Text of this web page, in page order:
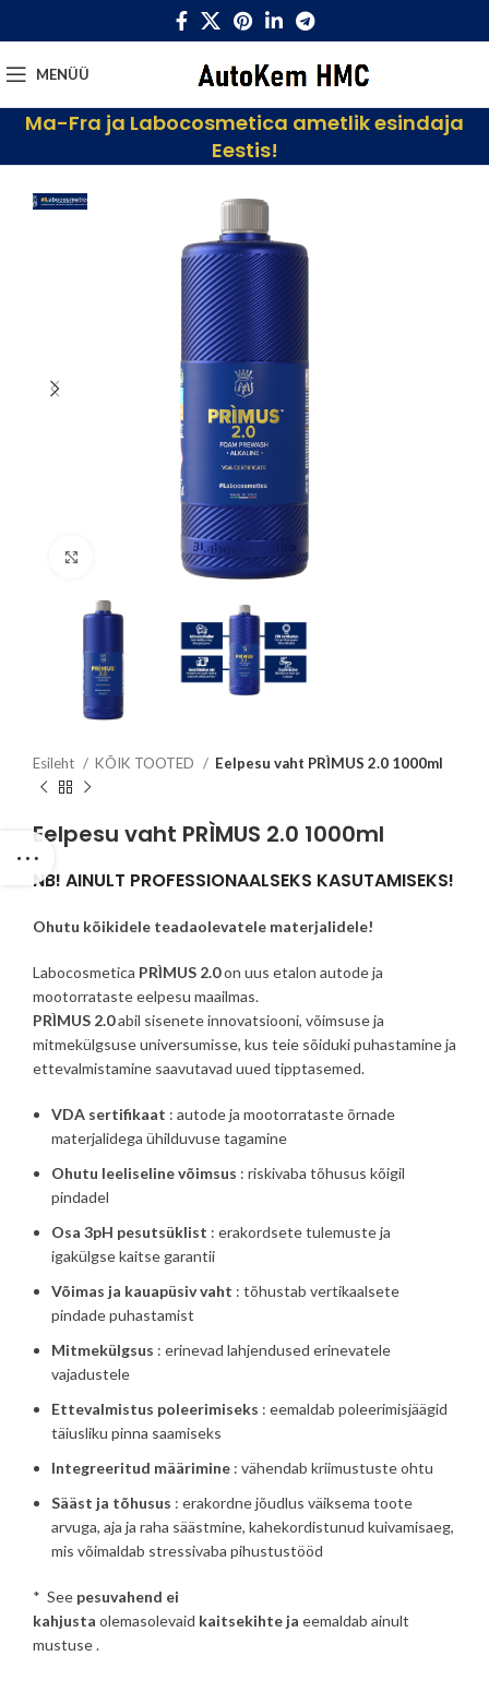
MENÜÜ
Ma-Fra ja Labocosmetica ametlik esindaja
Eestis!
Click to enlarge
Esileht KÕIK TOOTED Eelpesu vaht PRÌMUS 2.0 1000ml
Eelpesu vaht PRÌMUS 2.0 1000ml
NB! AINULT PROFESSIONAALSEKS KASUTAMISEKS!
Ohutu kõikidele teadaolevatele materjalidele!
Labocosmetica PRÌMUS 2.0on uus etalon autode ja
mootorrataste eelpesu maailmas.
PRÌMUS 2.0abil sisenete innovatsiooni, võimsuse ja
mitmekülgsuse universumisse, kus teie sõiduki puhastamine ja
ettevalmistamine saavutavad uued tipptasemed.
VDA sertifikaat : autode ja mootorrataste õrnade
materjalidega ühilduvuse tagamine
Ohutu leeliseline võimsus : riskivaba tõhusus kõigil
pindadel
Osa 3pH pesutsüklist : erakordsete tulemuste ja
igakülgse kaitse garantii
Võimas ja kauapüsiv vaht : tõhustab vertikaalsete
pindade puhastamist
Mitmekülgsus : erinevad lahjendused erinevatele
vajadustele
Ettevalmistus poleerimiseks : eemaldab poleerimisjäägid
täiusliku pinna saamiseks
Integreeritud määrimine : vähendab kriimustuste ohtu
Sääst ja tõhusus : erakordne jõudlus väiksema toote
arvuga, aja ja raha säästmine, kahekordistunud kuivamisaeg,
mis võimaldab stressivaba pihustustööd
* See pesuvahend ei
kahjusta olemasolevaid kaitsekihte ja eemaldab ainult
mustuse .